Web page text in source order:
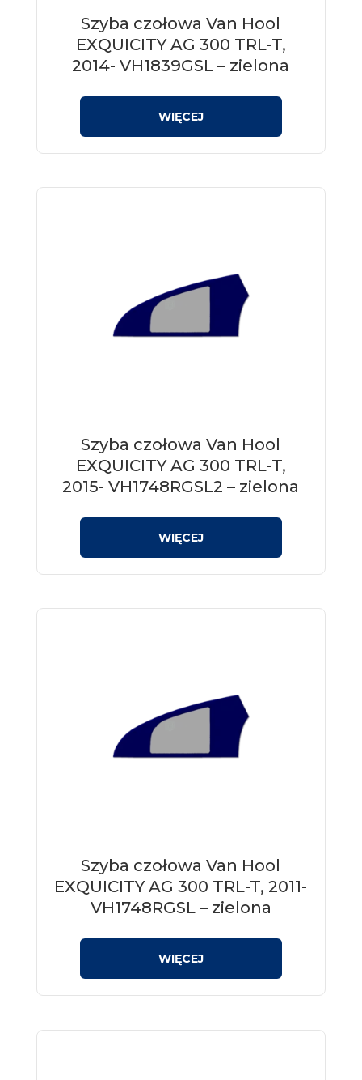
Szyba czołowa Van Hool
EXQUICITY AG 300 TRL-T,
2014- VH1839GSL – zielona
Szyba czołowa Van Hool
EXQUICITY AG 300 TRL-T,
2015- VH1748RGSL2 – zielona
Szyba czołowa Van Hool
EXQUICITY AG 300 TRL-T, 2011-
VH1748RGSL – zielona